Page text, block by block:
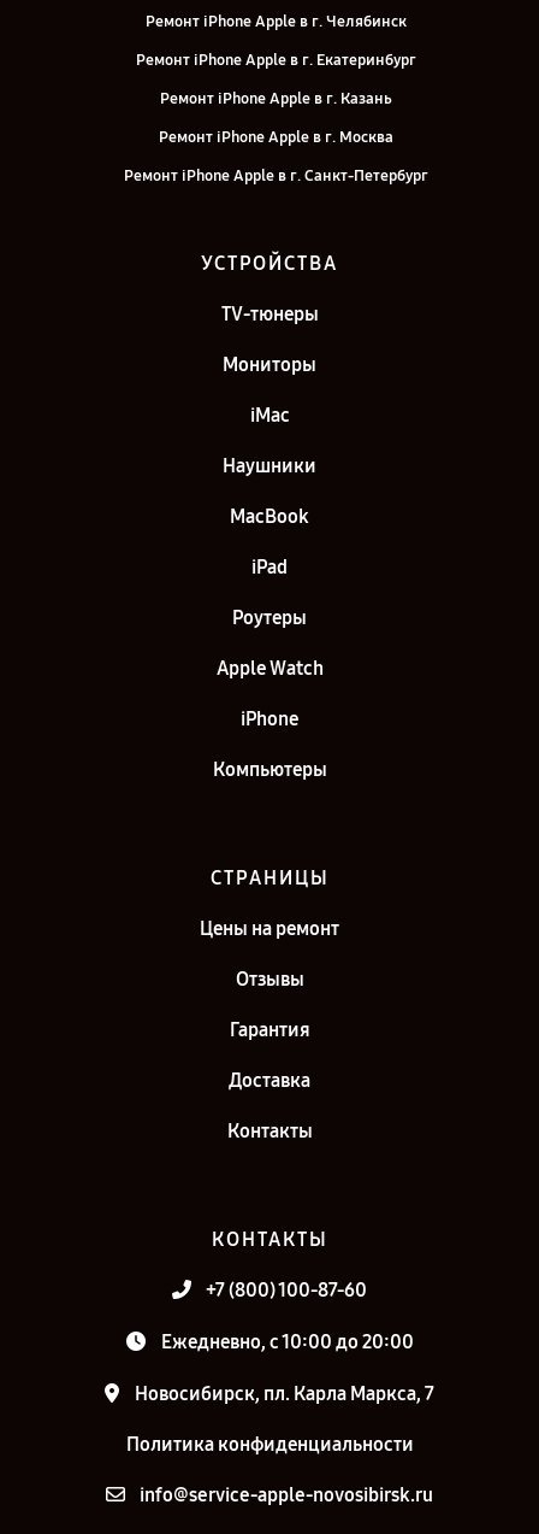
Ремонт iPhone Apple в г. Челябинск
Ремонт iPhone Apple в г. Екатеринбург
Ремонт iPhone Apple в г. Казань
Ремонт iPhone Apple в г. Москва
Ремонт iPhone Apple в г. Санкт-Петербург
УСТРОЙСТВА
TV-тюнеры
Мониторы
iMac
Наушники
MacBook
iPad
Роутеры
Apple Watch
iPhone
Компьютеры
СТРАНИЦЫ
Цены на ремонт
Отзывы
Гарантия
Доставка
Контакты
КОНТАКТЫ
+7 (800) 100-87-60
Ежедневно, с 10:00 до 20:00
Новосибирск, пл. Карла Маркса, 7
Политика конфиденциальности
info@service-apple-novosibirsk.ru